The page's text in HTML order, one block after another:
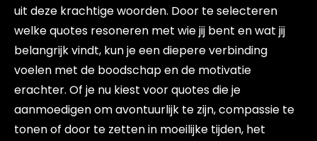
uit deze krachtige woorden. Door te selecteren
welke quotes resoneren met wie jij bent en wat jij
belangrijk vindt, kun je een diepere verbinding
voelen met de boodschap en de motivatie
erachter. Of je nu kiest voor quotes die je
aanmoedigen om avontuurlijk te zijn, compassie te
tonen of door te zetten in moeilijke tijden, het